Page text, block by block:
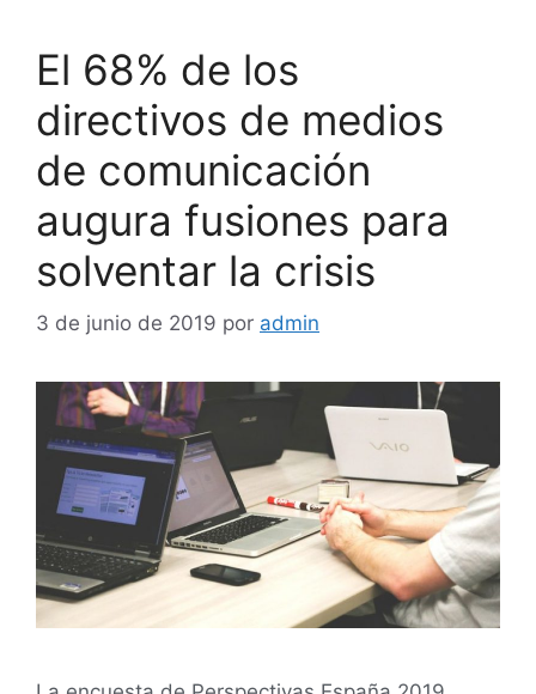
El 68% de los
directivos de medios
de comunicación
augura fusiones para
solventar la crisis
3 de junio de 2019 por admin